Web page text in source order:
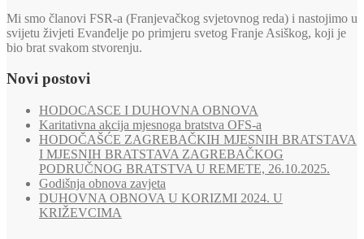
Mi smo članovi FSR-a (Franjevačkog svjetovnog reda) i nastojimo u
svijetu živjeti Evanđelje po primjeru svetog Franje Asiškog, koji je
bio brat svakom stvorenju.
Novi postovi
HODOCASCE I DUHOVNA OBNOVA
Karitativna akcija mjesnoga bratstva OFS-a
HODOČAŠĆE ZAGREBAČKIH MJESNIH BRATSTAVA
I MJESNIH BRATSTAVA ZAGREBAČKOG
PODRUČNOG BRATSTVA U REMETE, 26.10.2025.
Godišnja obnova zavjeta
DUHOVNA OBNOVA U KORIZMI 2024. U
KRIŽEVCIMA